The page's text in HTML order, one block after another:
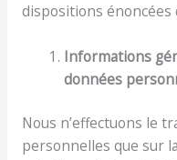
dispositions énoncées
Informations
données
Nous n’effectuons le
personnelles que sur